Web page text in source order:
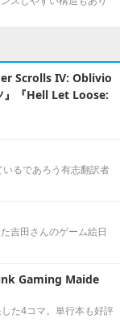
Scrolls IV: Oblivio
』『Hell Let Loose:
るであろう有志翻訳者
吉田さんのゲーム絵日
Gaming Maide
た4コマ。単行本も好評